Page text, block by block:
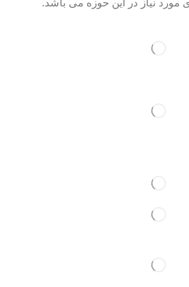
مورد نیاز در این حوزه می باشد.